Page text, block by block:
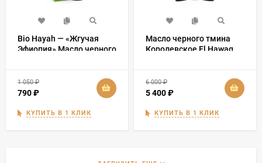
Bio Hayah — «Жгучая
Эфиопия» Масло черного
1 050₽
790₽
КУПИТЬ В 1 КЛИК
Масло черного тмина
Королевское El Hawag
6 000₽
5 400₽
КУПИТЬ В 1 КЛИК